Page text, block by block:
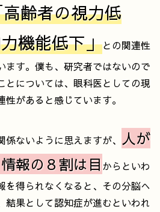
齢者の視力低
機能低下」との関連性
ます。僕も、研究者ではないので
とについては、眼科医としての現
があると感じています。
ないように思えますが、 人が
報の８割は目 からといわ
を得られなくなると、その分脳へ
結果として認知症が進むといわれ